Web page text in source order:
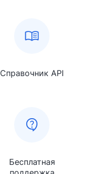
Справочник API
Бесплатная